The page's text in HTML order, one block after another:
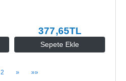
Sepete Ekle
377,65TL
2 » »»